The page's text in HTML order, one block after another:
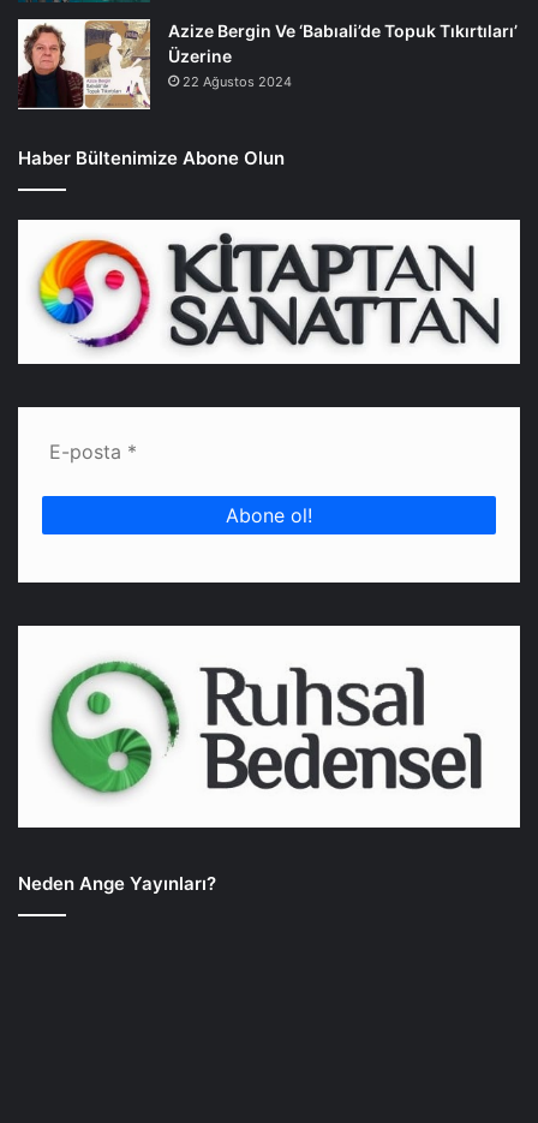
Azize Bergin Ve ‘Babıali’de Topuk Tıkırtıları’
Üzerine
22 Ağustos 2024
Haber Bültenimize Abone Olun
Neden Ange Yayınları?